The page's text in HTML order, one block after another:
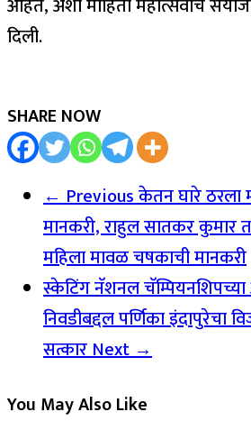
दिली.
SHARE NOW
← Previousकेतन घारे ठरला
मानकरी, राहुल सातकर कुमार
महिला मावळ चषकाची मानकरी
स्केटिंग नॅशनल
निवडीबद्दल पर्णिका इंदापुरेचा
सत्कारNext →
You May Also Like